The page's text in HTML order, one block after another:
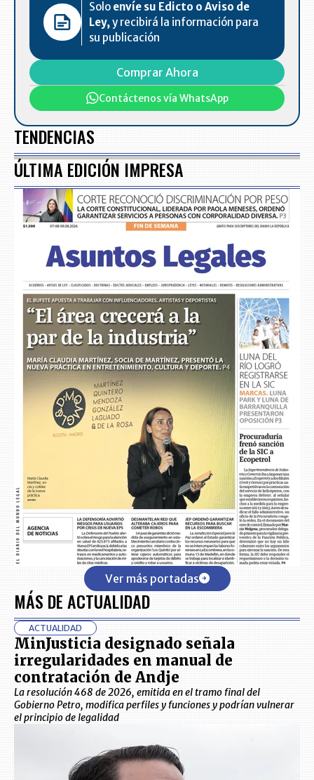
Solo envíe su Edicto o Aviso de
Ley, y recibirá la información para
su publicación
Comprar Ahora
Contáctenos vía WhatsApp
TENDENCIAS
ÚLTIMA EDICIÓN IMPRESA
Ver más portadas
MÁS DE ACTUALIDAD
ACTUALIDAD
MinJusticia designado señala
irregularidades en manual de
contratación de Andje
La resolución 468 de 2026, emitida en el tramo final del
Gobierno Petro, modifica perfiles y funciones y podrían vulnerar
el principio de legalidad